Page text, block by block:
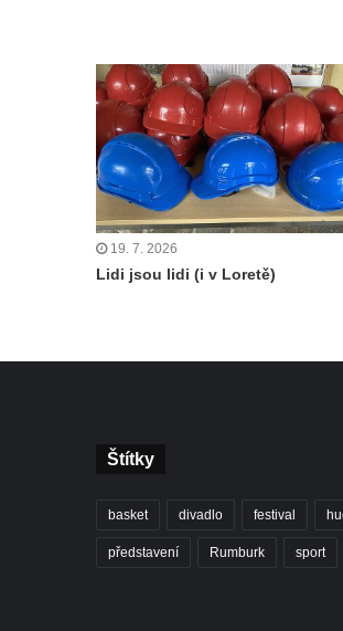
19. 7. 2026
Lidi jsou lidi (i v Loretě)
Štítky
basket divadlo festival
představení Rumburk sport